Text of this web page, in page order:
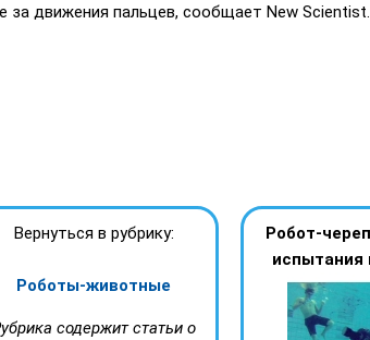
за движения пальцев, сообщает New Scientist.
Вернуться в рубрику:
Роботы-животные
содержит статьи о
Робот-
испытания